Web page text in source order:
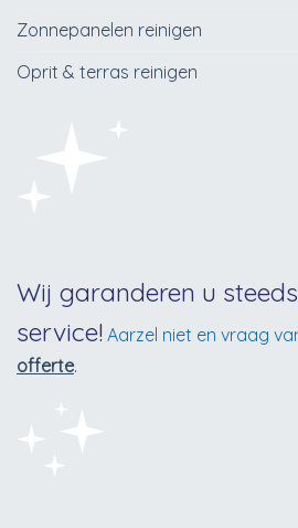
Zonnepanelen reinigen
Oprit & terras reinigen
Wij garanderen u
service! Aarzel niet en vraag
offerte.